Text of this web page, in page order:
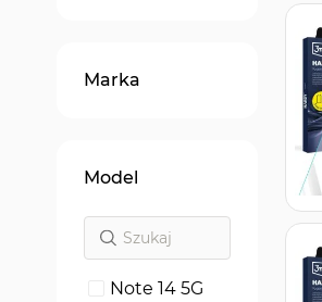
Marka
Model
Note 14 5G